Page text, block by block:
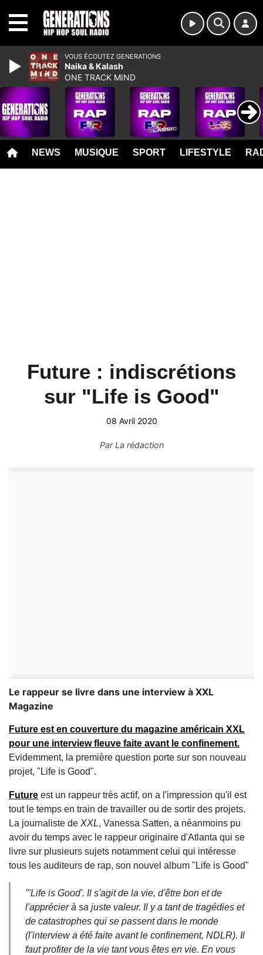
NEWS MUSIQUE SPORT LIFESTYLE
Future : indiscrétions
sur "Life is Good"
08 Avril 2020
ParLa rédaction
Le rappeur se livre dans une interview à XXL
Magazine
Future est en couverture du magazine américain XXL
pour une interview fleuve faite avant le confinement.
Evidemment, la première question porte sur son nouveau
projet, "Life is Good".
Future est un rappeur très actif, on a l'impression qu'il est
tout le temps en train de travailler ou de sortir des projets.
La journaliste de XXL, Vanessa Satten, a néanmoins pu
avoir du temps avec le rappeur originaire d'Atlanta qui se
livre sur plusieurs sujets notamment celui qui intéresse
tous les auditeurs de rap, son nouvel album "Life is Good"
"'Life is Good'. Il s'agit de la vie, d'être bon et de
l'apprécier à sa juste valeur. Il y a tant de tragédies et
de catastrophes qui se passent dans le monde
(l'interview a été faite avant le confinement, NDLR). Il
faut profiter de la vie tant vous êtes en vie. En vous
VOUS ÉCOUTEZ GENERATIONS
Naika & Kalash
ONE TRACK MIND